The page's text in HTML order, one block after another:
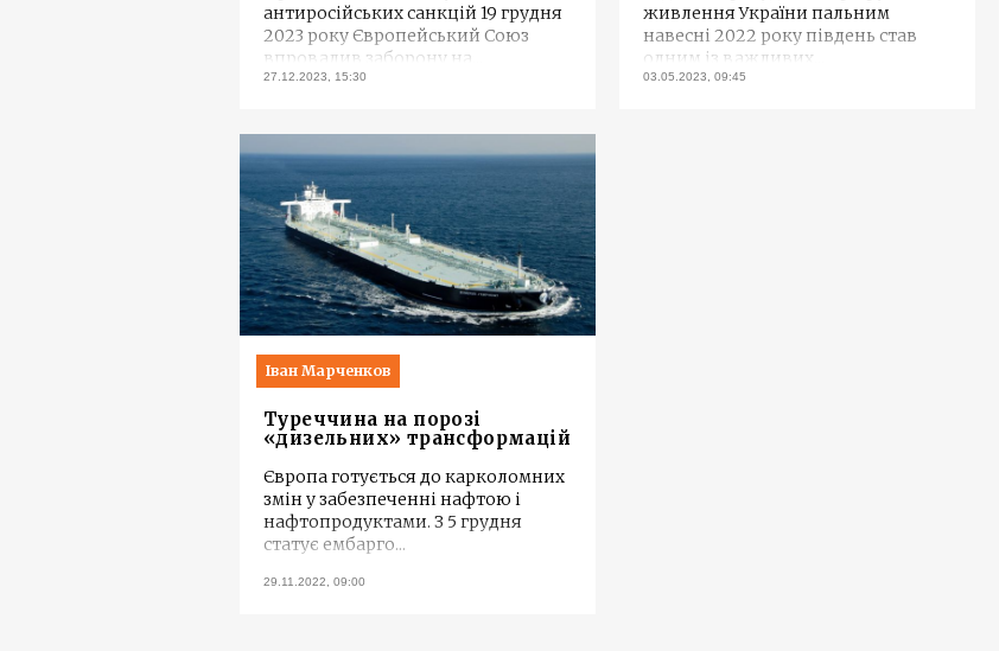
антиросійських санкцій 19 грудня
2023 року Європейський Союз
впровадив заборону на
27.12.2023, 15:30
живлення України пальним
навесні 2022 року південь став
одним із важливих
03.05.2023, 09:45
Іван Марченков
Туреччина на порозі
«дизельних» трансформацій
Європа готується до карколомних
змін у забезпеченні нафтою і
нафтопродуктами. З 5 грудня
статує ембарго...
29.11.2022, 09:00